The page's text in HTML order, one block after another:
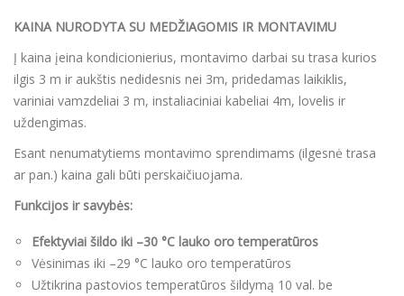
KAINA NURODYTA SU MEDŽIAGOMIS IR MONTAVIMU
Į kaina įeina kondicionierius, montavimo darbai su trasa kurios
ilgis 3 m ir aukštis nedidesnis nei 3m, pridedamas laikiklis,
variniai vamzdeliai 3 m, instaliaciniai kabeliai 4m, lovelis ir
uždengimas.
Esant nenumatytiems montavimo sprendimams (ilgesnė trasa
ar pan.) kaina gali būti perskaičiuojama.
Funkcijos ir savybės:
Efektyviai šildo iki –30 °C lauko oro temperatūros
Vėsinimas iki –29 °C lauko oro temperatūros
Užtikrina pastovios temperatūros šildymą 10 val. be